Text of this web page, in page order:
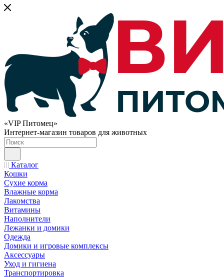
«VIP Питомец»
Интернет-магазин товаров для животных
Каталог
Кошки
Сухие корма
Влажные корма
Лакомства
Витамины
Наполнители
Лежанки и домики
Одежда
Домики и игровые комплексы
Аксессуары
Уход и гигиена
Транспортировка